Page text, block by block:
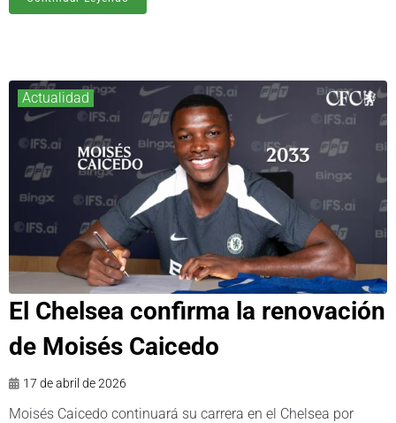
Actualidad
El Chelsea confirma la renovación
de Moisés Caicedo
17 de abril de 2026
Moisés Caicedo continuará su carrera en el Chelsea por